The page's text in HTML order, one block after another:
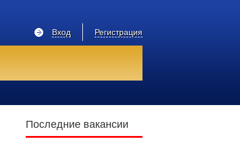
Регистрация
Вход
Последние вакансии